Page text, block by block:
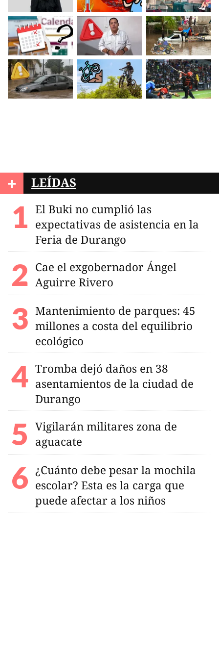
+ LEÍDAS
El Buki no cumplió las
expectativas de asistencia en la
Feria de Durango
Cae el exgobernador Ángel
Aguirre Rivero
Mantenimiento de parques: 45
millones a costa del equilibrio
ecológico
Tromba dejó daños en 38
asentamientos de la ciudad de
Durango
Vigilarán militares zona de
aguacate
¿Cuánto debe pesar la mochila
escolar? Esta es la carga que
puede afectar a los niños